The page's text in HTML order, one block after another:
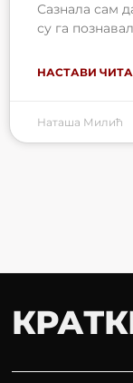
Сазнала сам
су га
НАСТАВИ
Наташа Милић